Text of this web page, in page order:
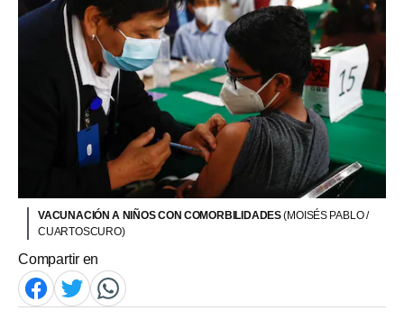
VACUNACIÓN A NIÑOS CON COMORBILIDADES(MOISÉS PABLO /
CUARTOSCURO)
Compartir en